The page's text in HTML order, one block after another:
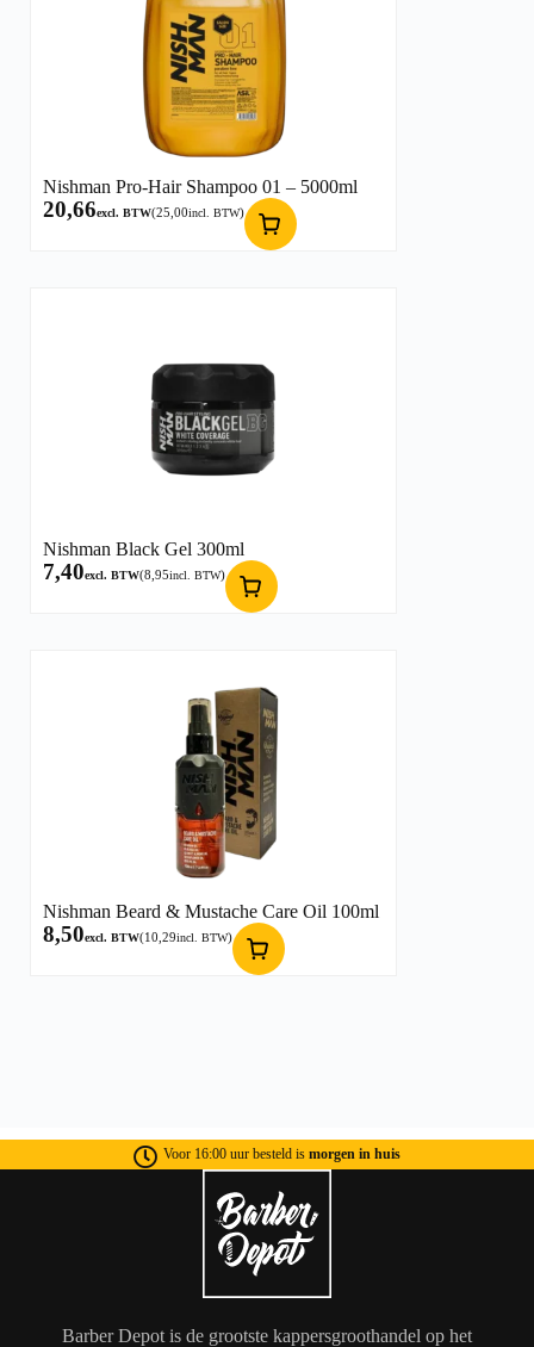
Nishman Pro-Hair Shampoo 01 – 5000ml
20,66excl. BTW(25,00incl. BTW)
Nishman Black Gel 300ml
7,40excl. BTW(8,95incl. BTW)
Nishman Beard & Mustache Care Oil 100ml
8,50excl. BTW(10,29incl. BTW)
Voor 16:00 uur besteld is morgen in huis
Barber Depot is de grootste kappersgroothandel op het